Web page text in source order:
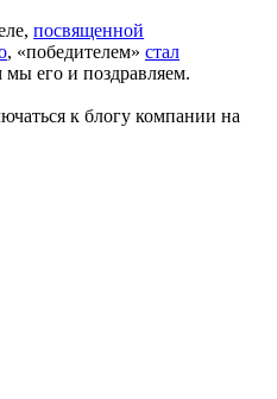
посвященной
, «победителем» стал
мы его и поздравляем.
к блогу компании на